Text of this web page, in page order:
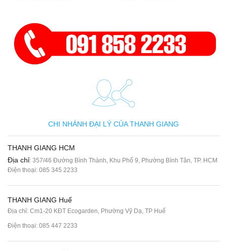
CHI NHÁNH ĐẠI LÝ CỦA THANH GIANG
THANH GIANG HCM
Địa chỉ: 357/46 Đường Bình Thành, Khu Phố 9, Phường Bình Tân, TP. HCM
Điện thoại: 085 345 2233
THANH GIANG Huế
Địa chỉ: Cm1-20 KĐT Ecogarden, Phường Vỹ Dạ, TP Huế
Điện thoại: 085 447 2233